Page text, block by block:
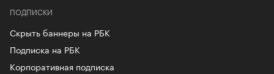
ПОДПИСКИ
Скрыть баннеры на РБК
Подписка на РБК
Корпоративная подписка